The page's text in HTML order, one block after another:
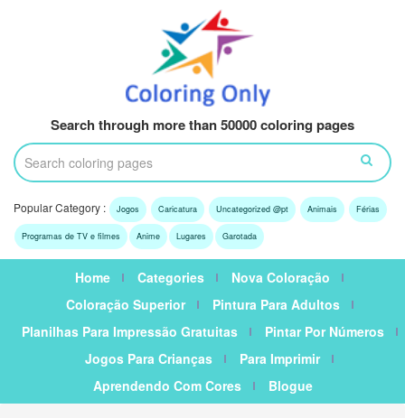
Search through more than 50000 coloring pages
Popular Category : Jogos Caricatura Uncategorized @pt Animais Férias
Programas de TV e filmes Anime Lugares Garotada
Home Categories
Nova Coloração
Coloração Superior
Pintura Para Adultos
Planilhas Para Impressão Gratuitas
Pintar Por Números
Jogos Para Crianças
Para Imprimir
Aprendendo Com Cores
Blogue